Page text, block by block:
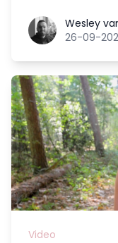
Wesley van
Wesley
26-09-
Video